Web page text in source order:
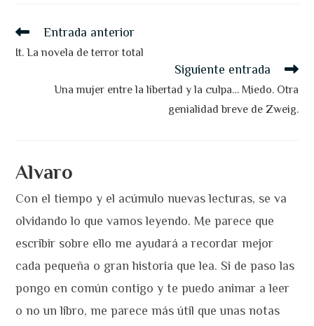
Leer
más
artículos
Entrada anterior
It. La novela de terror total
Siguiente entrada
Una mujer entre la libertad y la culpa… Miedo. Otra
genialidad breve de Zweig.
Alvaro
Con el tiempo y el acúmulo nuevas lecturas, se va
olvidando lo que vamos leyendo. Me parece que
escribir sobre ello me ayudará a recordar mejor
cada pequeña o gran historia que lea. Si de paso las
pongo en común contigo y te puedo animar a leer
o no un libro, me parece más útil que unas notas